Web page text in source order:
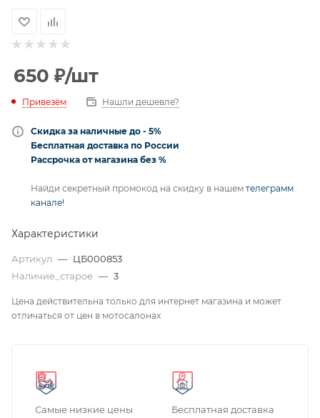
650 ₽/шт
Привезём Нашли дешевле?
Скидка за наличные до - 5%
Бесплатная доставка по России
Рассрочка от магазина без %
Найди секретный промокод на скидку в нашем телеграмм
канале!
Характеристики
Артикул — ЦБ000853
Наличие_старое — 3
Цена действительна только для интернет магазина и может
отличаться от цен в мотосалонах
Самые низкие цены
Бесплатная доставка